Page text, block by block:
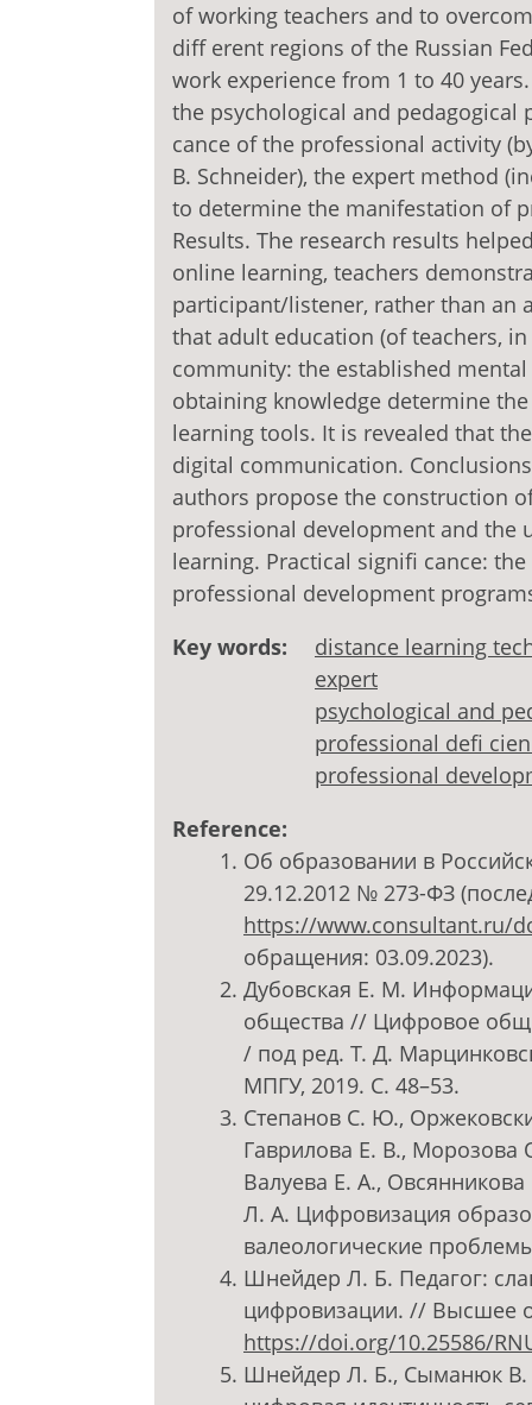
of working teachers and to
diff erent regions of the Russian
work experience from 1 to 40
the psychological and
cance of the professional activity
B. Schneider), the expert method
to determine the manifestation of
Results. The research results
online learning, teachers
participant/listener, rather than an
that adult education (of teachers,
community: the established
obtaining knowledge determine
learning tools. It is revealed that
digital communication.
authors propose the construction
professional development and the
learning. Practical signifi cance:
professional development
Key words:
distance learning
expert
psychological and
professional defi
professional
Reference:
Об образовании в
29.12.2012 № 273-ФЗ
https://www.consultant.ru/
обращения: 03.09.2023).
Дубовская Е. М.
общества // Цифровое
/ под ред. Т. Д.
МПГУ, 2019. С. 48–53.
Степанов С. Ю.,
Гаврилова Е. В., Морозова
Валуева Е. А.,
Л. А. Цифровизация
валеологические
Шнейдер Л. Б. Педагог:
цифровизации. // Высшее
https://doi.org/10.25586/
Шнейдер Л. Б., Сыманюк В.